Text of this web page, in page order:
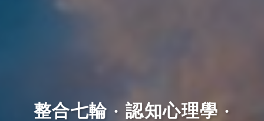
整合七輪 · 認知心理學 ·